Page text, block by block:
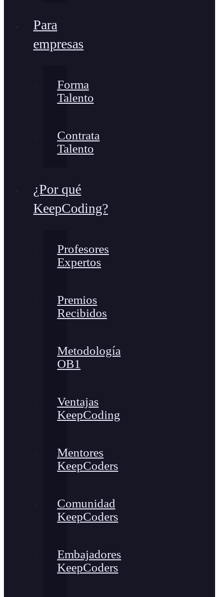
Para
empresas
Forma
Talento
Contrata
Talento
¿Por qué
KeepCoding?
Profesores
Expertos
Premios
Recibidos
Metodología
OB1
Ventajas
KeepCoding
Mentores
KeepCoders
Comunidad
KeepCoders
Embajadores
KeepCoders